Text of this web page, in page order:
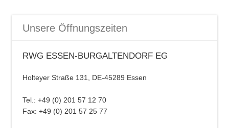
Unsere Öffnungszeiten
RWG ESSEN-BURGALTENDORF EG
Holteyer Straße 131, DE-45289 Essen
Tel.: +49 (0) 201 57 12 70
Fax: +49 (0) 201 57 25 77